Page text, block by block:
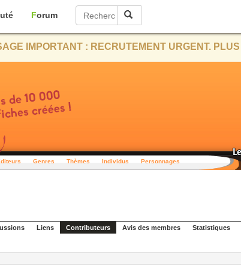
Forum
IMPORTANT : RECRUTEMENT URGENT.
Genres Thèmes Individus Personnages
Liens Contributeurs Avis des membres Statistiques